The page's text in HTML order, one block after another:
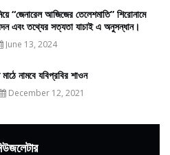
“জেনারেল আজিজের তেলেশমাতি” শিরোনামে
এবং তথ্যের সত্যতা যাচাই এ অনুসন্ধান।
June 13, 2024
নামবে যবিপ্রবির শাওন
December 12, 2021